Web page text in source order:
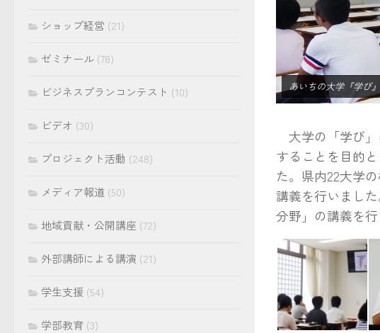
あいちの大学『学び
大学の「学び」
することを目的
た。県内22大学
講義を行いまし
分野」の講義を行
ショップ経営 (21)
ゼミナール (78)
ビジネスプランコンテスト (10)
ビデオ (30)
プロジェクト活動 (248)
メディア報道 (50)
地域貢献・公開講座 (72)
外部講師による講演 (21)
学生支援 (54)
学部教育 (3)